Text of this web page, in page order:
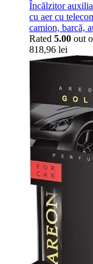
Încălzitor
cu aer cu
camion, barcă,
Rated 5.00 out
818,96 lei